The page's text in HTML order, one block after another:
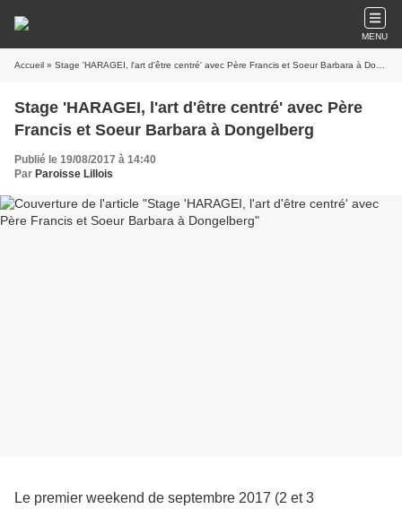
MENU
Accueil » Stage 'HARAGEI, l'art d'être centré' avec Père Francis et Soeur Barbara à Dongelberg
Stage 'HARAGEI, l'art d'être centré' avec Père
Francis et Soeur Barbara à Dongelberg
Publié le 19/08/2017 à 14:40
Par Paroisse Lillois
Le premier weekend de septembre 2017 (2 et 3